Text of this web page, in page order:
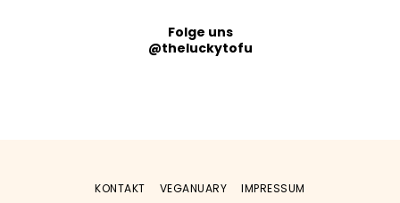
Folge uns
@theluckytofu
KONTAKT VEGANUARY IMPRESSUM